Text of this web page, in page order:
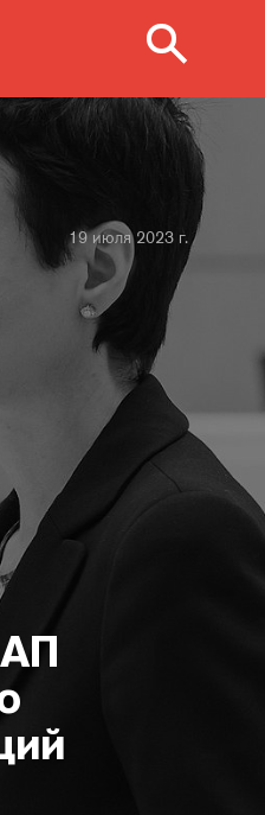
19 июля 2023 г.